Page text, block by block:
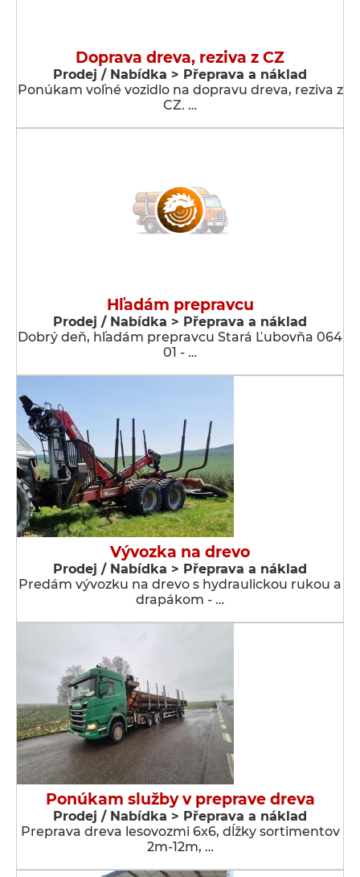
Doprava dreva, reziva z CZ
Prodej / Nabídka > Přeprava a náklad
Ponúkam voľné vozidlo na dopravu dreva, reziva z
CZ. …
Hľadám prepravcu
Prodej / Nabídka > Přeprava a náklad
Dobrý deň, hľadám prepravcu Stará Ľubovňa 064
01 - …
Vývozka na drevo
Prodej / Nabídka > Přeprava a náklad
Predám vývozku na drevo s hydraulickou rukou a
drapákom - …
Ponúkam služby v preprave dreva
Prodej / Nabídka > Přeprava a náklad
Preprava dreva lesovozmi 6x6, dĺžky sortimentov
2m-12m, …